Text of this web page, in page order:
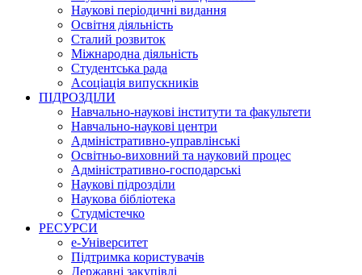
Наукові періодичні видання
Освітня діяльність
Сталий розвиток
Міжнародна діяльність
Студентська рада
Асоціація випускників
ПІДРОЗДІЛИ
Навчально-наукові інститути та факультети
Навчально-наукові центри
Адміністративно-управлінські
Освітньо-виховний та науковий процес
Адміністративно-господарські
Наукові підрозділи
Наукова бібліотека
Студмістечко
РЕСУРСИ
е-Університет
Підтримка користувачів
Державні закупівлі